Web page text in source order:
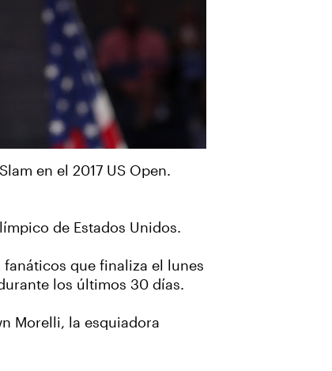
en el 2017 US Open.
de Estados Unidos.
que finaliza el lunes
los últimos 30 días.
Morelli, la esquiadora